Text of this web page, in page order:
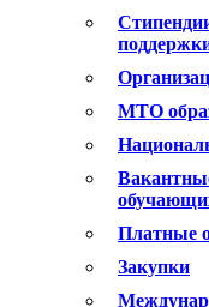
МТО
Платные
Закупки